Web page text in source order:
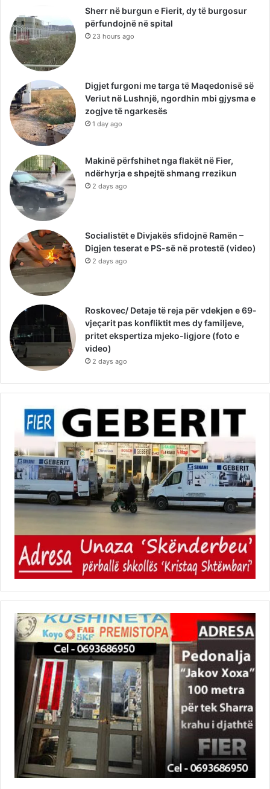
Sherr në burgun e Fierit, dy të burgosur
përfundojnë në spital
23 hours ago
Digjet furgoni me targa të Maqedonisë së
Veriut në Lushnjë, ngordhin mbi gjysma e
zogjve të ngarkesës
1 day ago
Makinë përfshihet nga flakët në Fier,
ndërhyrja e shpejtë shmang rrezikun
2 days ago
Socialistët e Divjakës sfidojnë Ramën –
Digjen teserat e PS-së në protestë (video)
2 days ago
Roskovec/ Detaje të reja për vdekjen e 69-
vjeçarit pas konfliktit mes dy familjeve,
pritet ekspertiza mjeko-ligjore (foto e
video)
2 days ago